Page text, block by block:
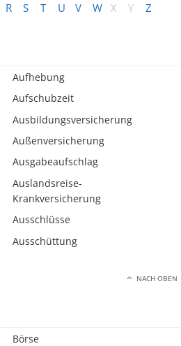
R S T U V W X Y Z
Aufhebung
Aufschubzeit
Ausbildungsversicherung
Außenversicherung
Ausgabeaufschlag
Auslandsreise-
Krankversicherung
Ausschlüsse
Ausschüttung
NACH OBEN
Börse